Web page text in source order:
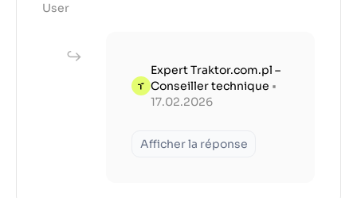
User
Expert Traktor.com.pl –
Conseiller technique •
17.02.2026
Afficher la réponse